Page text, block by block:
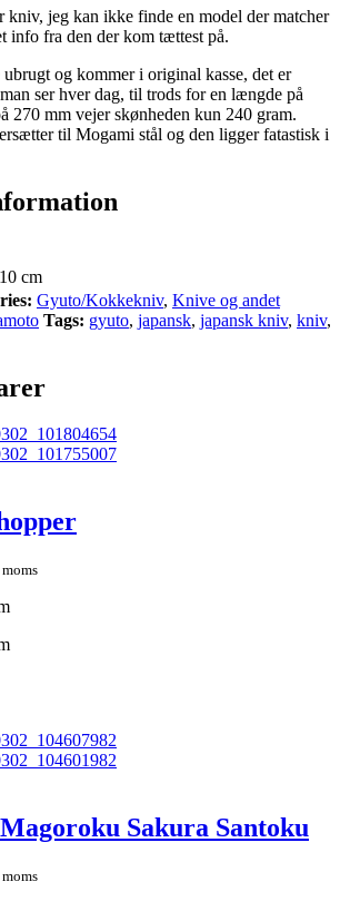
jeg kan ikke finde en model der matcher
info fra den der kom tættest på.
og kommer i original kasse, det er
ser hver dag, til trods for en længde på
270 mm vejer skønheden kun 240 gram.
til Mogami stål og den ligger fatastisk i
cm
Gyuto/Kokkekniv, Knive og andet
Tags: gyuto, japansk, japansk kniv, kniv,
Sakura Santoku